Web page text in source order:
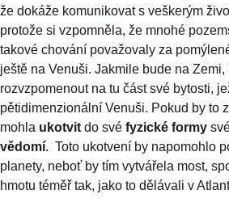
že dokáže komunikovat s veškerým
protože si vzpomněla, že mnohé
takové chování považovaly za
ještě na Venuši. Jakmile bude na
rozvzpomenout na tu část své bytosti,
pětidimenzionální Venuši. Pokud by to
mohla ukotvit do své fyzické formy
vědomí. Toto ukotvení by napomohlo
planety, neboť by tím vytvářela most,
hmotu téměř tak, jako to dělávali v